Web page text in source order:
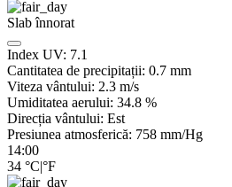
Slab înnorat
Index UV: 7.1
Cantitatea de precipitații: 0.7 mm
Viteza vântului: 2.3 m/s
Umiditatea aerului: 34.8 %
Direcția vântului: Est
Presiunea atmosferică: 758 mm/Hg
14:00
34 °C|°F